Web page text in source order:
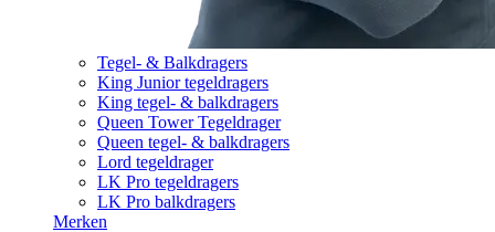
Tegel- & Balkdragers
King Junior tegeldragers
King tegel- & balkdragers
Queen Tower Tegeldrager
Queen tegel- & balkdragers
Lord tegeldrager
LK Pro tegeldragers
LK Pro balkdragers
Merken